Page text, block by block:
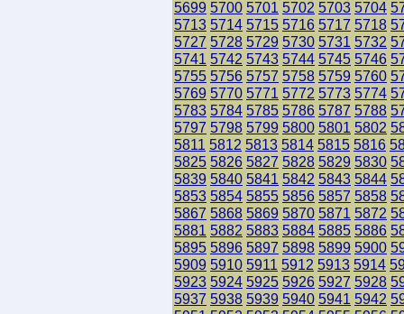
5699 5700 5701 5702 5703 5704
5713 5714 5715 5716 5717 5718
5727 5728 5729 5730 5731 5732
5741 5742 5743 5744 5745 5746
5755 5756 5757 5758 5759 5760
5769 5770 5771 5772 5773 5774
5783 5784 5785 5786 5787 5788
5797 5798 5799 5800 5801 5802
5811 5812 5813 5814 5815 5816
5825 5826 5827 5828 5829 5830
5839 5840 5841 5842 5843 5844
5853 5854 5855 5856 5857 5858
5867 5868 5869 5870 5871 5872
5881 5882 5883 5884 5885 5886
5895 5896 5897 5898 5899 5900
5909 5910 5911 5912 5913 5914
5923 5924 5925 5926 5927 5928
5937 5938 5939 5940 5941 5942